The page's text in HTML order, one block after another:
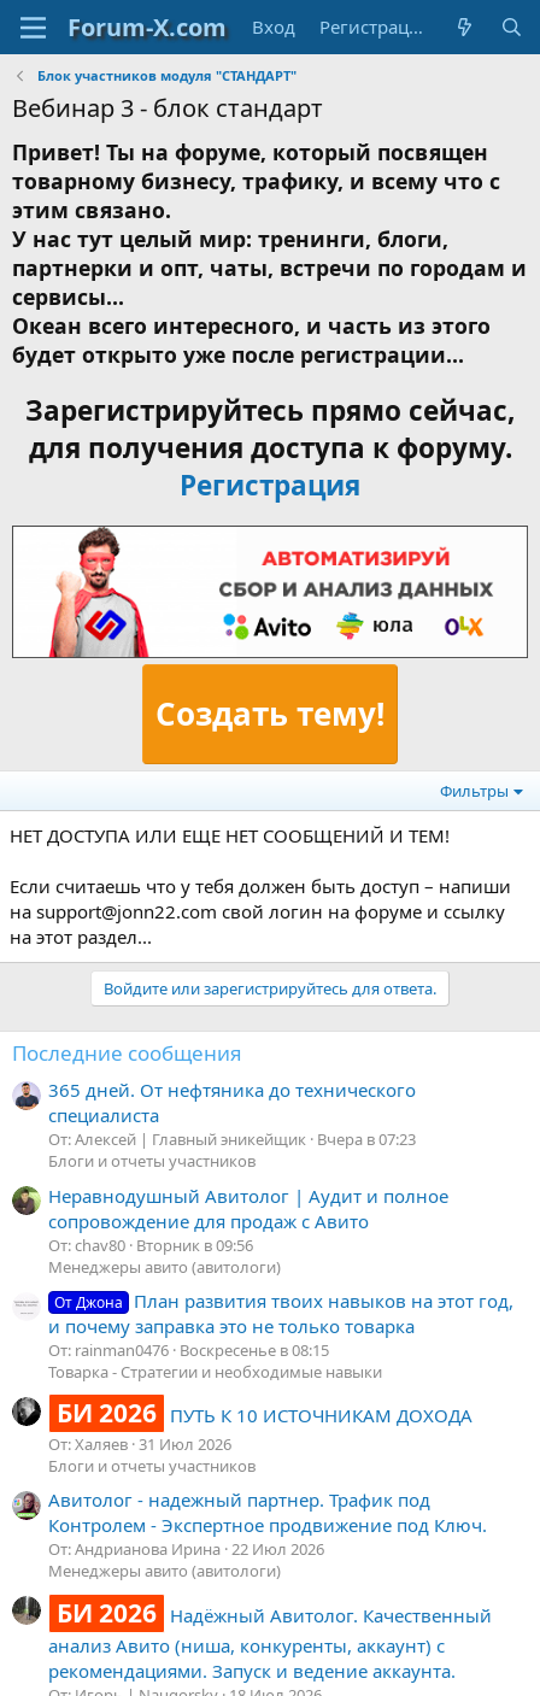
Вход Регистрация
Блок участников модуля "СТАНДАРТ"
Вебинар 3 - блок стандарт
Привет! Ты на форуме, который посвящен
товарному бизнесу, трафику, и всему что с
этим связано.
У нас тут целый мир: тренинги, блоги,
партнерки и опт, чаты, встречи по городам и
сервисы...
Океан всего интересного, и часть из этого
будет открыто уже после регистрации...
Зарегистрируйтесь прямо сейчас,
для получения доступа к форуму.
Регистрация
Создать тему!
Фильтры
НЕТ ДОСТУПА ИЛИ ЕЩЕ НЕТ СООБЩЕНИЙ И ТЕМ!
Если считаешь что у тебя должен быть доступ – напиши
на support@jonn22.com свой логин на форуме и ссылку
на этот раздел...
Войдите или зарегистрируйтесь для ответа.
Последние сообщения
365 дней. От нефтяника до технического
специалиста
От: Алексей | Главный эникейщик Вчера в 07:23
Блоги и отчеты участников
Неравнодушный Авитолог | Аудит и полное
сопровождение для продаж с Авито
От: chav80 Вторник в 09:56
Менеджеры авито (авитологи)
От Джона
План развития твоих навыков на этот год,
и почему заправка это не только товарка
От: rainman0476 Воскресенье в 08:15
Товарка - Стратегии и необходимые навыки
БИ 2026 ПУТЬ К 10 ИСТОЧНИКАМ ДОХОДА
От: Халяев 31 Июл 2026
Блоги и отчеты участников
Авитолог - надежный партнер. Трафик под
Контролем - Экспертное продвижение под Ключ.
От: Андрианова Ирина 22 Июл 2026
Менеджеры авито (авитологи)
БИ 2026 Надёжный Авитолог. Качественный
анализ Авито (ниша, конкуренты, аккаунт) с
рекомендациями. Запуск и ведение аккаунта.